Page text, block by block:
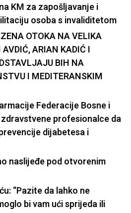
KM za zapošljavanje i
osoba s invaliditetom
OTOKA NA VELIKA
ARIAN KADIĆ I
BIH NA
I MEDITERANSKIM
Federacije Bosne i
profesionalce da
dijabetesa i
naslijeđe pod otvorenim
“Pazite da lahko ne
bi vam ući sprijeda ili